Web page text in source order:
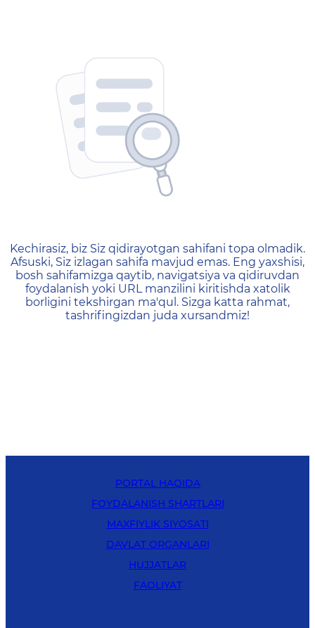
404 — Страница не
Kechirasiz, biz Siz qidirayotgan sahifani topa olmadik.
Afsuski, Siz izlagan sahifa mavjud emas. Eng yaxshisi,
bosh sahifamizga qaytib, navigatsiya va qidiruvdan
foydalanish yoki URL manzilini kiritishda xatolik
borligini tekshirgan ma'qul. Sizga katta rahmat,
tashrifingizdan juda xursandmiz!
PORTAL HAQIDA
FOYDALANISH SHARTLARI
MAXFIYLIK SIYOSATI
DAVLAT ORGANLARI
HUJJATLAR
FAOLIYAT